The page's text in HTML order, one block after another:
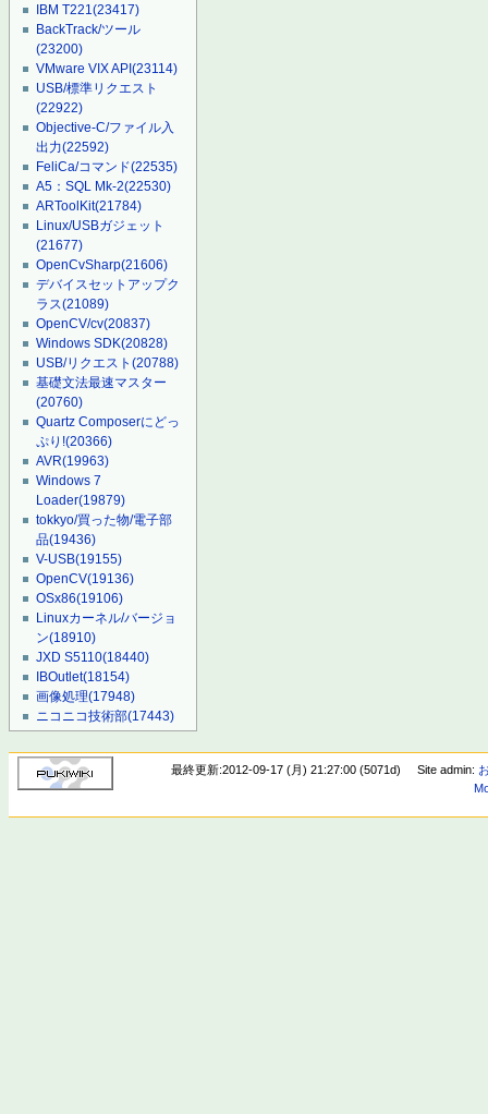
IBM T221(23417)
BackTrack/ツール
(23200)
VMware VIX API(23114)
USB/標準リクエスト
(22922)
Objective-C/ファイル入
出力(22592)
FeliCa/コマンド(22535)
A5：SQL Mk-2(22530)
ARToolKit(21784)
Linux/USBガジェット
(21677)
OpenCvSharp(21606)
デバイスセットアップク
ラス(21089)
OpenCV/cv(20837)
Windows SDK(20828)
USB/リクエスト(20788)
基礎文法最速マスター
(20760)
Quartz Composerにどっ
ぷり!(20366)
AVR(19963)
Windows 7
Loader(19879)
tokkyo/買った物/電子部
品(19436)
V-USB(19155)
OpenCV(19136)
OSx86(19106)
Linuxカーネル/バージョ
ン(18910)
JXD S5110(18440)
IBOutlet(18154)
画像処理(17948)
ニコニコ技術部(17443)
最終更新:2012-09-17 (月) 21:27:00 (5071d) Site admin: